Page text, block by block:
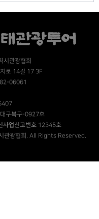
시관광협회
로 14길 17 3F
06061
구북구-0927호
사업신고번호 12345호
관광협회. All Rights Reserved.